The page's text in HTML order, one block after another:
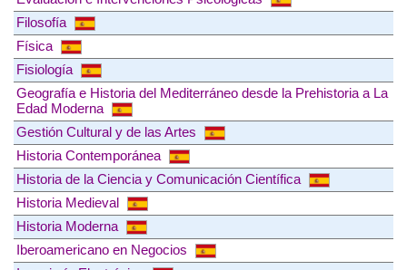
Filosofía
Física
Fisiología
Geografía e Historia del Mediterráneo desde la Prehistoria a La
Edad Moderna
Gestión Cultural y de las Artes
Historia Contemporánea
Historia de la Ciencia y Comunicación Científica
Historia Medieval
Historia Moderna
Iberoamericano en Negocios